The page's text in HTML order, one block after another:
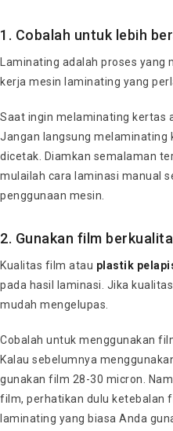
1. Cobalah untuk lebih
Laminating adalah proses
kerja mesin laminating yang
Saat ingin melaminating kertas
Jangan langsung melaminating
dicetak. Diamkan semalaman
mulailah cara laminasi manual
penggunaan mesin.
2. Gunakan film
Kualitas film atau plastik
pada hasil laminasi. Jika
mudah mengelupas.
Cobalah untuk menggunakan
Kalau sebelumnya
gunakan film 28-30 micron.
film, perhatikan dulu ketebalan
laminating yang biasa Anda